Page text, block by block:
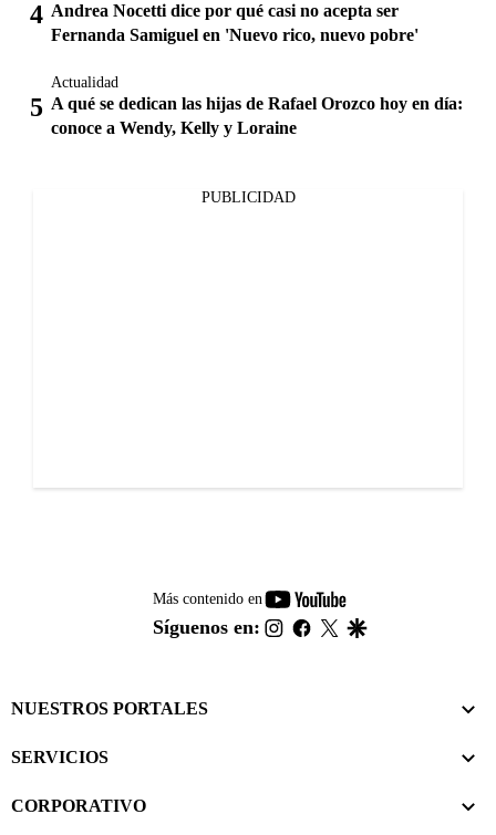
Andrea Nocetti dice por qué casi no acepta ser
Fernanda Samiguel en 'Nuevo rico, nuevo pobre'
Actualidad
A qué se dedican las hijas de Rafael Orozco hoy en día:
conoce a Wendy, Kelly y Loraine
PUBLICIDAD
Más contenido en
youtube-
footer
Síguenos en: instagram
facebook
twitter
NUESTROS PORTALES
SERVICIOS
CORPORATIVO